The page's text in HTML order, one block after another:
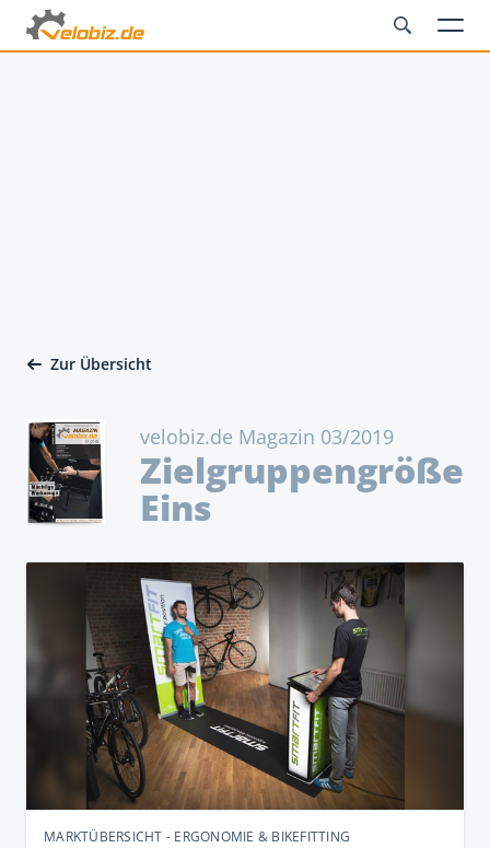
Zur Übersicht
velobiz.de Magazin 03/2019
Zielgruppengröße
Eins
MARKTÜBERSICHT - ERGONOMIE & BIKEFITTING